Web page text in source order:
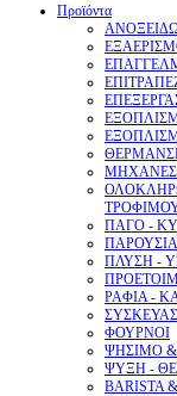
Προϊόντα
ΠΑΓΟ -
ΠΛΥΣΗ -
ΡΑΦΙΑ -
ΦΟΥΡΝΟΙ
ΨΗΣΙΜΟ
ΨΥΞΗ -
BARISTA